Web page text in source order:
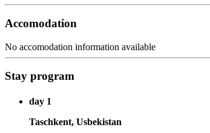
Accomodation
No accomodation information available
Stay program
day 1
Taschkent, Usbekistan